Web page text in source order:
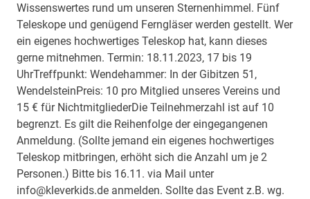
Wissenswertes rund um unseren Sternenhimmel. Fünf
Teleskope und genügend Ferngläser werden gestellt. Wer
ein eigenes hochwertiges Teleskop hat, kann dieses
gerne mitnehmen. Termin: 18.11.2023, 17 bis 19
UhrTreffpunkt: Wendehammer: In der Gibitzen 51,
WendelsteinPreis: 10 pro Mitglied unseres Vereins und
15 € für NichtmitgliederDie Teilnehmerzahl ist auf 10
begrenzt. Es gilt die Reihenfolge der eingegangenen
Anmeldung. (Sollte jemand ein eigenes hochwertiges
Teleskop mitbringen, erhöht sich die Anzahl um je 2
Personen.) Bitte bis 16.11. via Mail unter
info@kleverkids.de anmelden. Sollte das Event z.B. wg.